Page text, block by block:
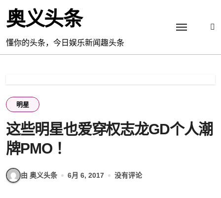
到
内
容
奥义头条
懂你的头条，今日娱乐新闻趣头条
明星
这些明星也爱穿权志龙GD个人潮
牌PMO ！
由 奥义头条 6月 6, 2017 没有评论